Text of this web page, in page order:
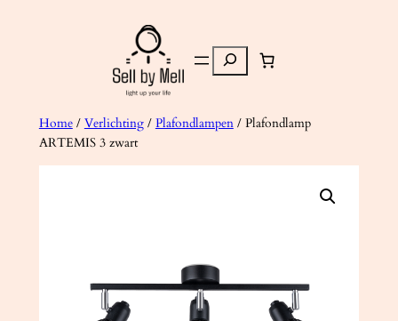
Zoeken
Home/ Verlichting/ Plafondlampen/ Plafondlamp
ARTEMIS 3 zwart